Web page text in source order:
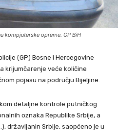
kompjuterske opreme. GP BiH
(GP) Bosne i Hercegovine
krijumčarenje veće količine
pojasu na području Bijeljine.
detaljne kontrole putničkog
oznaka Republike Srbije, a
državljanin Srbije, saopćeno je u